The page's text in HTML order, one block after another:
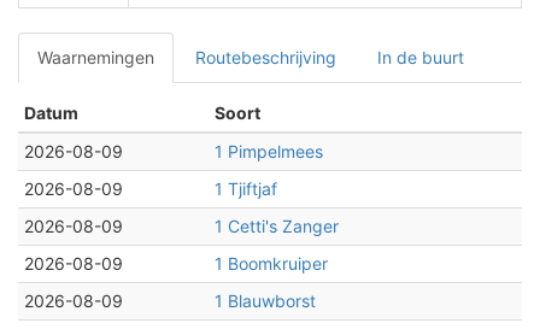
Waarnemingen Routebeschrijving In de buurt
Datum
Soort
2026-08-09
1 Pimpelmees
2026-08-09
1 Tjiftjaf
2026-08-09
1 Cetti's Zanger
2026-08-09
1 Boomkruiper
2026-08-09
1 Blauwborst